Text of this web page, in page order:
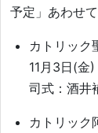
予定」あわせ
カトリック
11月3日(金
司式：酒井
カトリック